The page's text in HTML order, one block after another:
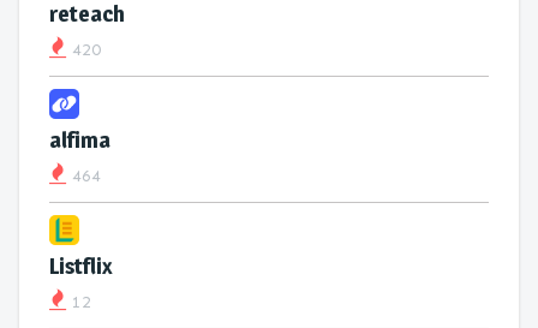
reteach
420
alfima
464
Listflix
12